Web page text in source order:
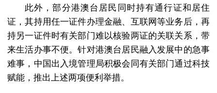
此外，部分港澳台居民同时持有通行证和居住
证，其持用任一证件办理金融、互联网等业务后，再
持另一证件时有关部门难以核验两证的关联关系，带
来生活办事不便。针对港澳台居民融入发展中的急事
难事，中国出入境管理局积极会同有关部门通过科技
赋能，推出上述两项便利举措。